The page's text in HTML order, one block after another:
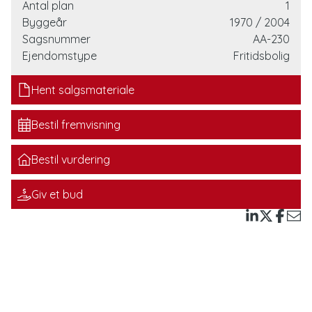
med fiskestangen (husk fiskekort). Området omkring
Grevinge Kanal, Audebodæmningen og Lammefjorden
byder desuden på smuk natur og gode cykelruter.
byder på en ægte og hyggelig sommerhusstemning.
Indenfor mødes I af et lyst køkken-alrum, der fungerer
som boligens naturlige samlingspunkt. Køkkenet er
praktisk indrettet med god opbevaringsplads, og der er
næsten direkte adgang til den østvendte veranda, hvor
morgenstunden og de lune sommerdage kan nydes i
fulde drag.
I forlængelse af alrummet ligger stuen, hvor store
Antal plan
1
Byggeår
1970 / 2004
Sagsnummer
AA-230
Ejendomstype
Fritidsbolig
Hent salgsmateriale
Bestil fremvisning
Bestil vurdering
Giv et bud